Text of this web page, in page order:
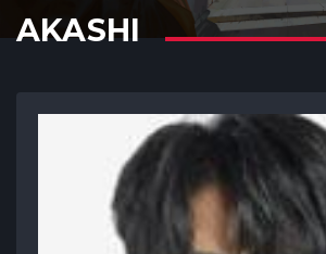
AKASHI